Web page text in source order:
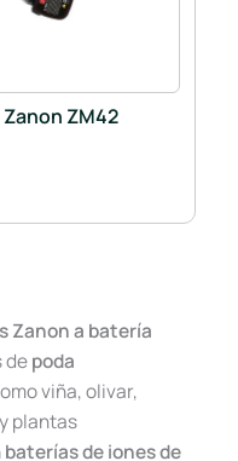
ZM42
Zanon a batería
depoda
viña, olivar,
plantas
baterías de iones de